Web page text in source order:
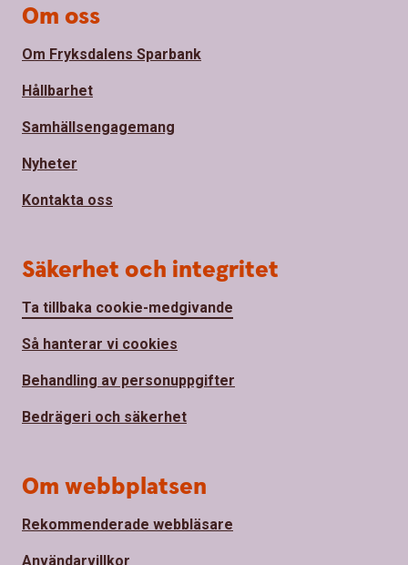
Om oss
Om Fryksdalens Sparbank
Hållbarhet
Samhällsengagemang
Nyheter
Kontakta oss
Säkerhet och integritet
Ta tillbaka cookie-medgivande
Så hanterar vi cookies
Behandling av personuppgifter
Bedrägeri och säkerhet
Om webbplatsen
Rekommenderade webbläsare
Användarvillkor